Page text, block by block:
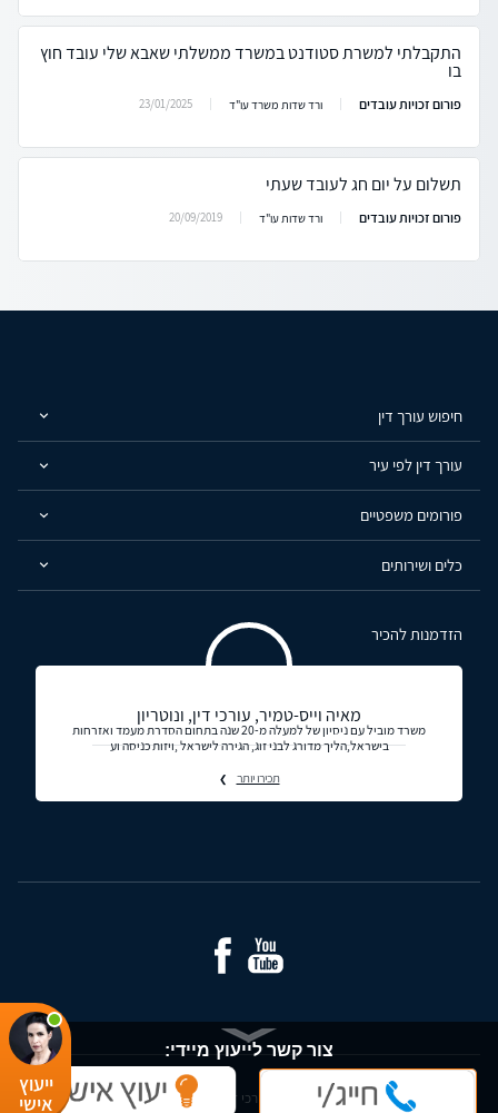
התקבלתי למשרת סטודנט במשרד ממשלתי שאבא שלי עובד חוץ
בו
פורום זכויות עובדים ורד שדות משרד עו"ד 23/01/2025
תשלום על יום חג לעובד שעתי
פורום זכויות עובדים ורד שדות עו"ד 20/09/2019
ייעוץ
אישי
חיפוש עורך דין
עורך דין לפי עיר
פורומים משפטיים
כלים ושירותים
הזדמנות להכיר
מאיה וייס-טמיר, עורכי דין, ונוטריון
משרד מוביל עם ניסיון של למעלה מ-20 שנה בתחום הסדרת מעמד ואזרחות
בישראל,הליך מדורג לבני זוג, הגירה לישראל ,ויזות כניסה וע
תכירו יותר
© כל הזכויות שמורות - עורכי דין ומידע משפטי בישראל
צור קשר לייעוץ מיידי: